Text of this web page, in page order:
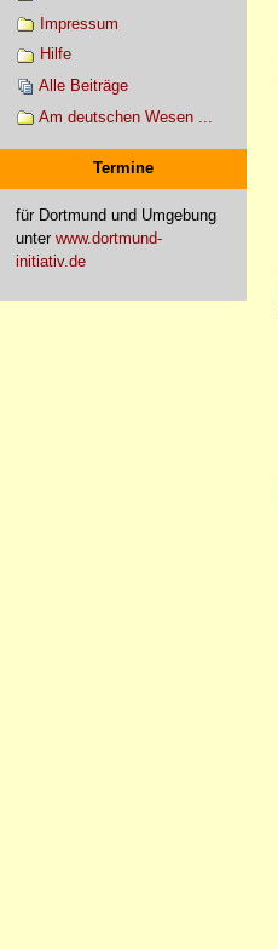
Impressum
Hilfe
Alle Beiträge
Am deutschen Wesen ...
Termine
für Dortmund und Umgebung
unter www.dortmund-
initiativ.de